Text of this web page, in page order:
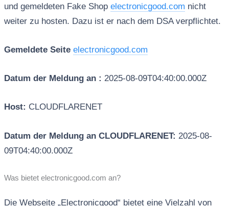
und gemeldeten Fake Shop electronicgood.com nicht
weiter zu hosten. Dazu ist er nach dem DSA verpflichtet.
Gemeldete Seite electronicgood.com
Datum der Meldung an : 2025-08-09T04:40:00.000Z
Host: CLOUDFLARENET
Datum der Meldung an CLOUDFLARENET: 2025-08-
09T04:40:00.000Z
Was bietet electronicgood.com an?
Die Webseite „Electronicgood“ bietet eine Vielzahl von